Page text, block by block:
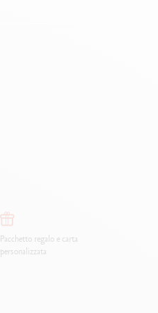
Pacchetto regalo e carta
personalizzata